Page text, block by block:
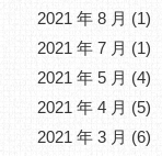
2021 年 8 月 (1)
2021 年 7 月 (1)
2021 年 5 月 (4)
2021 年 4 月 (5)
2021 年 3 月 (6)